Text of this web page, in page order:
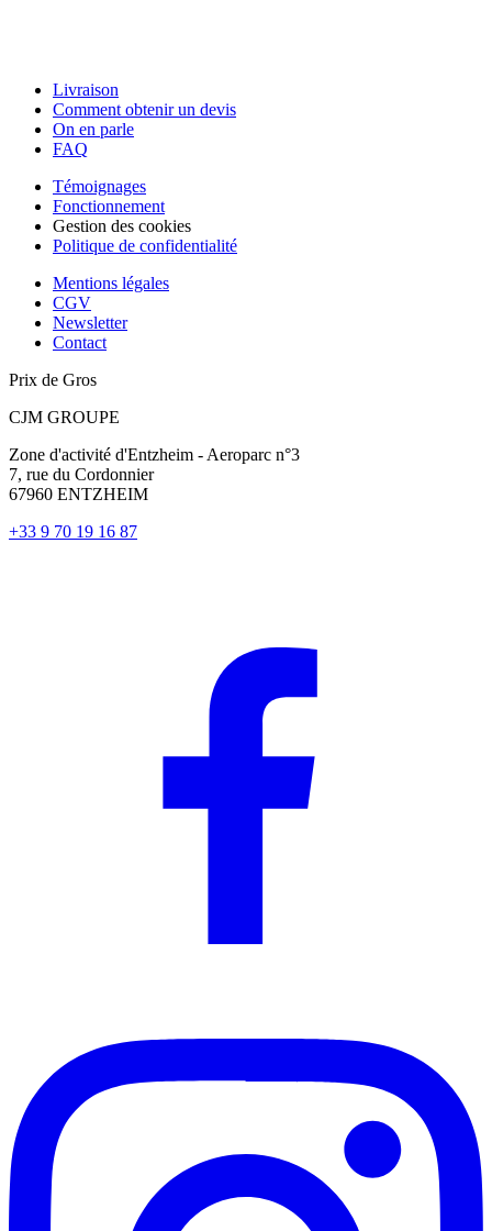
Livraison
Comment obtenir un devis
On en parle
FAQ
Témoignages
Fonctionnement
Gestion des cookies
Politique de confidentialité
Mentions légales
CGV
Newsletter
Contact
Prix de Gros
CJM GROUPE
Zone d'activité d'Entzheim - Aeroparc n°3
7, rue du Cordonnier
67960 ENTZHEIM
+33 9 70 19 16 87